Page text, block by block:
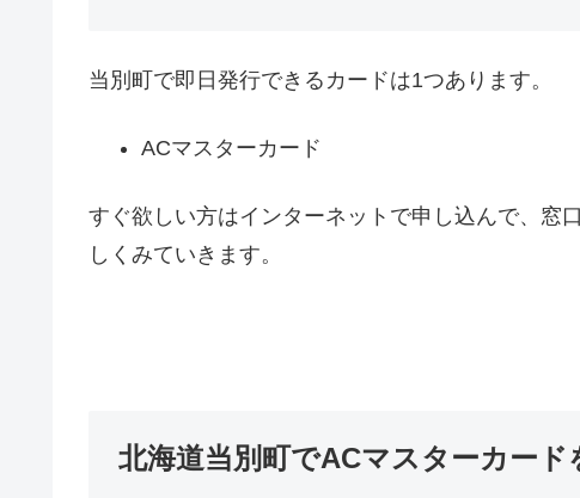
当別町で即日発行できるカードは1つあります。
ACマスターカード
すぐ欲しい方はインターネットで申し込んで、窓
しくみていきます。
北海道当別町でACマスターカー